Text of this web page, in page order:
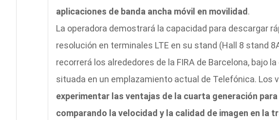
aplicaciones de banda ancha móvil en movilidad.
La operadora demostrará la capacidad para descargar
resolución en terminales LTE en su stand (Hall 8 stand
recorrerá los alrededores de la FIRA de Barcelona, bajo
situada en un emplazamiento actual de Telefónica. Los
experimentar las ventajas de la cuarta generación para
comparando la velocidad y la calidad de imagen en la